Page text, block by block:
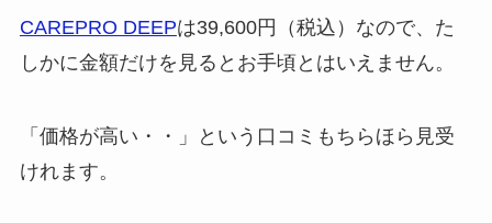
CAREPRO DEEPは39,600円（税込）なので、た
しかに金額だけを見るとお手頃とはいえません。
「価格が高い・・」という口コミもちらほら見受
けれます。